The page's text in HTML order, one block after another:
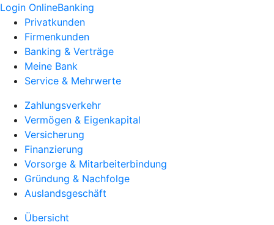
Login OnlineBanking
Privatkunden
Firmenkunden
Banking & Verträge
Meine Bank
Service & Mehrwerte
Zahlungsverkehr
Vermögen & Eigenkapital
Versicherung
Finanzierung
Vorsorge & Mitarbeiterbindung
Gründung & Nachfolge
Auslandsgeschäft
Übersicht